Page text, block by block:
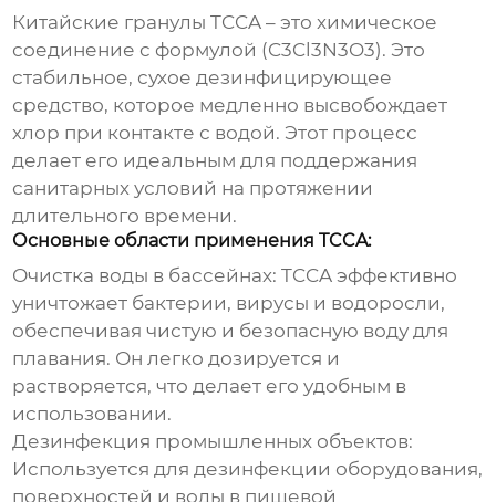
Китайские гранулы TCCA – это химическое
соединение с формулой (C3Cl3N3O3). Это
стабильное, сухое дезинфицирующее
средство, которое медленно высвобождает
хлор при контакте с водой. Этот процесс
делает его идеальным для поддержания
санитарных условий на протяжении
длительного времени.
Основные области применения TCCA:
Очистка воды в бассейнах: TCCA эффективно
уничтожает бактерии, вирусы и водоросли,
обеспечивая чистую и безопасную воду для
плавания. Он легко дозируется и
растворяется, что делает его удобным в
использовании.
Дезинфекция промышленных объектов:
Используется для дезинфекции оборудования,
поверхностей и воды в пищевой